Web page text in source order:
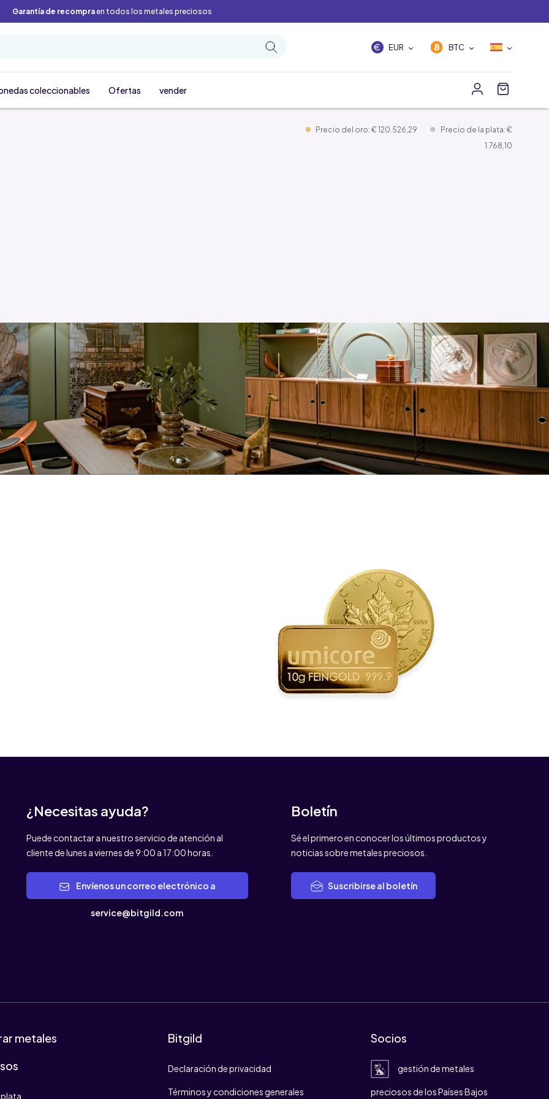
Garantía de recompraen todos los metales preciosos
EUR BTC
coleccionables Ofertas vender
Precio del oro: € 120.526,29
Precio de la plata: €
1.768,10
¿Necesitas ayuda?
Puede contactar a nuestro servicio de atención al
cliente de lunes a viernes de 9:00 a 17:00 horas.
service@bitgild.com
Boletín
Sé el primero en conocer los últimos productos y
noticias sobre metales preciosos.
Suscribirse al boletín
metales
Bitgild
Declaración de privacidad
Términos y condiciones generales
Socios
gestión de metales
preciosos de los Países Bajos